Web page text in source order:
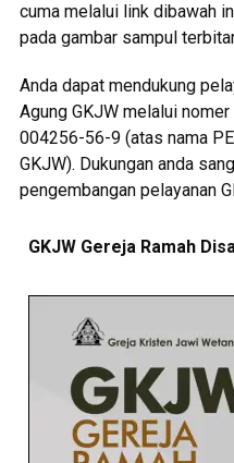
cuma melalui link dibawah
pada gambar sampul
Anda dapat mendukung
Agung GKJW melalui
004256-56-9 (atas nama
GKJW). Dukungan anda
pengembangan pelayanan
GKJW Gereja Ramah